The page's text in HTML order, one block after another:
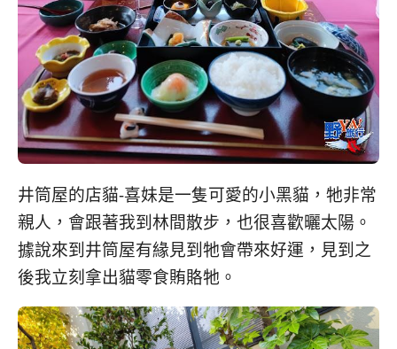
井筒屋的店貓-喜妹是一隻可愛的小黑貓，牠非常
親人，會跟著我到林間散步，也很喜歡曬太陽。
據說來到井筒屋有緣見到牠會帶來好運，見到之
後我立刻拿出貓零食賄賂牠。